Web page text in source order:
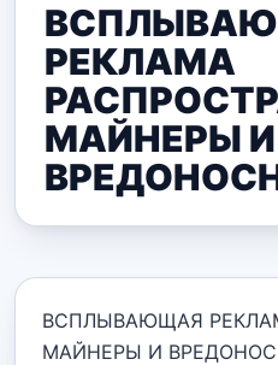
РЕКЛАМА
МАЙНЕРЫ И
ВСПЛЫВАЮЩАЯ
МАЙНЕРЫ И